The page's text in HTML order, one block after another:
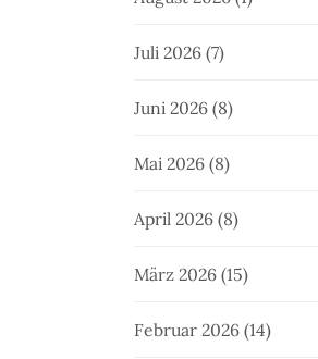
Juli 2026 (7)
Juni 2026 (8)
Mai 2026 (8)
April 2026 (8)
März 2026 (15)
Februar 2026 (14)